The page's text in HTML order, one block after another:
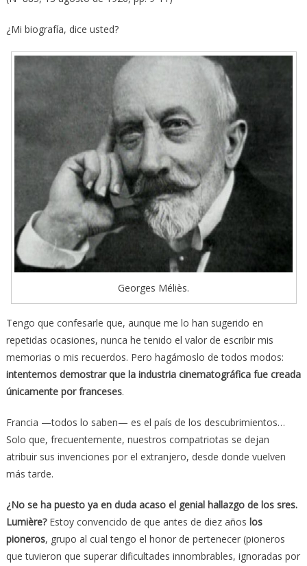
¿Mi biografía, dice usted?
Georges Méliès.
Tengo que confesarle que, aunque me lo han sugerido en
repetidas ocasiones, nunca he tenido el valor de escribir mis
memorias o mis recuerdos. Pero hagámoslo de todos modos:
intentemos demostrar que la industria cinematográfica fue creada
únicamente por franceses.
Francia —todos lo saben— es el país de los descubrimientos…
Solo que, frecuentemente, nuestros compatriotas se dejan
atribuir sus invenciones por el extranjero, desde donde vuelven
más tarde.
¿No se ha puesto ya en duda acaso el genial hallazgo de los sres.
Lumière?Estoy convencido de que antes de diez años los
pioneros, grupo al cual tengo el honor de pertenecer (pioneros
que tuvieron que superar dificultades innombrables, ignoradas por